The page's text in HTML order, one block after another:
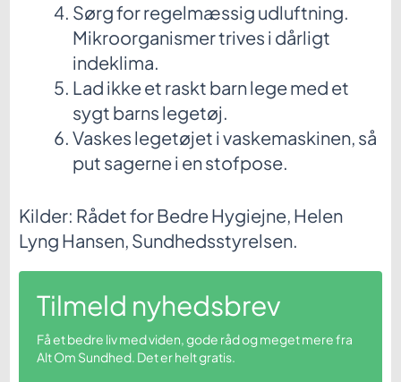
Sørg for regelmæssig udluftning.
Mikroorganismer trives i dårligt
indeklima.
Lad ikke et raskt barn lege med et
sygt barns legetøj.
Vaskes legetøjet i vaskemaskinen, så
put sagerne i en stofpose.
Kilder: Rådet for Bedre Hygiejne, Helen
Lyng Hansen, Sundhedsstyrelsen.
Tilmeld nyhedsbrev
Få et bedre liv med viden, gode råd og meget mere fra
Alt Om Sundhed. Det er helt gratis.